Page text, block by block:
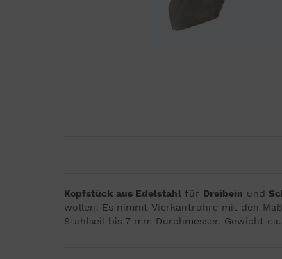
Kopfstück aus Edelstahl für Dreibein und
wollen. Es nimmt Vierkantrohre mit den
Stahlseil bis 7 mm Durchmesser. Gewicht